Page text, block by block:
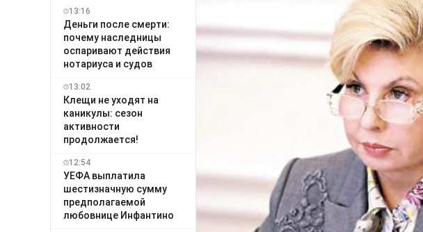
13:16
Деньги после смерти:
почему наследницы
оспаривают действия
нотариуса и судов
13:02
Клещи не уходят на
каникулы: сезон
активности
продолжается!
12:54
УЕФА выплатила
шестизначную сумму
предполагаемой
любовнице Инфантино